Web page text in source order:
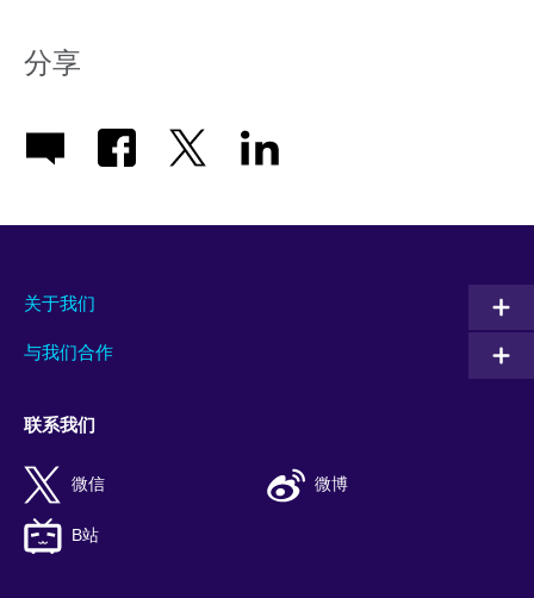
分享
关于我们
与我们合作
联系我们
微信 微博
B站